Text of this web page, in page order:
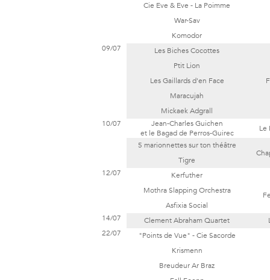
Cie Eve & Eve - La Poimme
War-Sav
Komodor
09/07
Les Biches Cocottes
Ptit Lion
Les Gaillards d'en Face
Maracujah
Mickaek Adgrall
10/07
Jean-Charles Guichen
et le Bagad de Perros-Guirec
Le
5 marionnettes sur ton théâtre
Tigre
12/07
Kerfuther
Mothra Slapping Orchestra
Asfixia Social
14/07
Clement Abraham Quartet
22/07
"Points de Vue" - Cie Sacorde
Krismenn
Breudeur Ar Braz